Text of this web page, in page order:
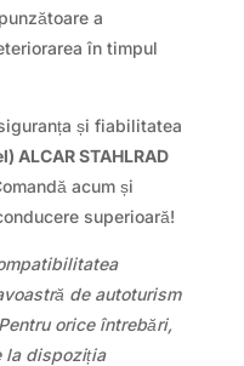
a
în timpul
și fiabilitatea
ALCAR STAHLRAD
acum și
superioară!
de autoturism
orice întrebări,
la dispoziția